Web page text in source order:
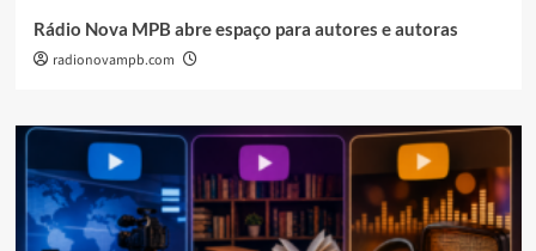
Rádio Nova MPB abre espaço para autores e autoras
radionovampb.com